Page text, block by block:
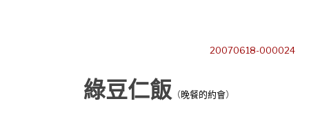
20070618-000024
綠豆仁飯 （晚餐的約會）